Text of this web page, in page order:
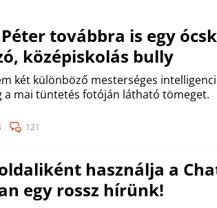
továbbra is egy
középiskolás bully
két különböző mesterséges
a mai tüntetés fotóján látható tömeget.
121
használja a
egy rossz hírünk!